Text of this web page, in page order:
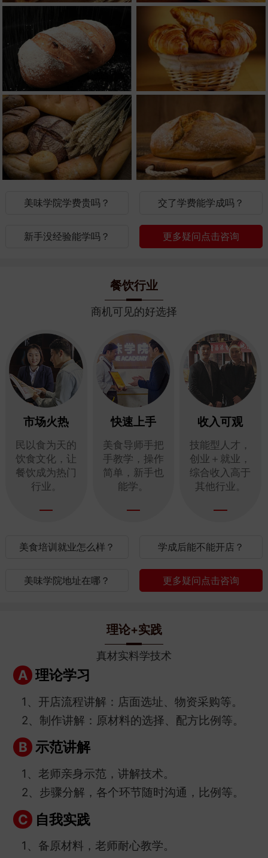
美味学院学费贵吗？ 交了学费能学成吗？
新手没经验能学吗？ 更多疑问点击咨询
餐饮行业
商机可见的好选择
市场火热
民以食为天的
饮食文化，让
餐饮成为热门
行业。
快速上手
美食导师手把
手教学，操作
简单，新手也
能学。
收入可观
技能型人才，
创业＋就业，
综合收入高于
其他行业。
美食培训就业怎么样？ 学成后能不能开店？
美味学院地址在哪？ 更多疑问点击咨询
理论+实践
真材实料学技术
A 理论学习
1、开店流程讲解：店面选址、物资采购等。
2、制作讲解：原材料的选择、配方比例等。
B 示范讲解
1、老师亲身示范，讲解技术。
2、步骤分解，各个环节随时沟通，比例等。
C 自我实践
1、备原材料，老师耐心教学。